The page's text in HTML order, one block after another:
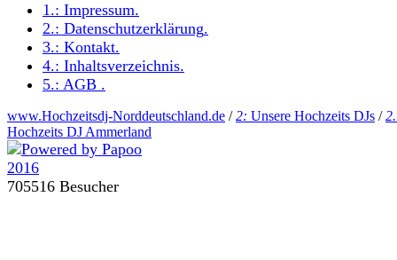
1.: Impressum.
2.: Datenschutzerklärung.
3.: Kontakt.
4.: Inhaltsverzeichnis.
5.: AGB .
www.Hochzeitsdj-Norddeutschland.de /2: Unsere Hochzeits DJs /
Hochzeits DJ Ammerland
705516 Besucher